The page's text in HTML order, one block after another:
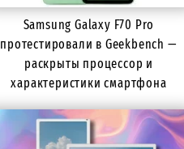
Samsung Galaxy F70 Pro
протестировали в Geekbench —
раскрыты процессор и
характеристики смартфона